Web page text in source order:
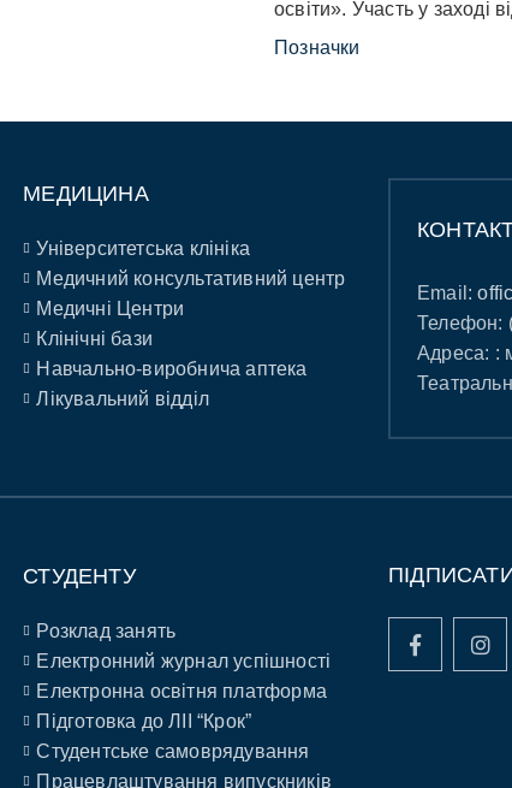
освіти». Участь у заході
Позначки
МЕДИЦИНА
Університетська клініка
Медичний консультативний центр
Медичні Центри
Клінічні бази
Навчально-виробнича аптека
Лікувальний відділ
Email:
Телефон:
Адреса: :
СТУДЕНТУ
Розклад занять
Електронний журнал успішності
Електронна освітня платформа
Підготовка до ЛІІ “Крок”
Студентське самоврядування
Працевлаштування випускників